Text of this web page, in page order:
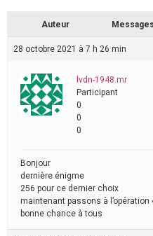
Auteur Messages
28 octobre 2021 à 7 h 26 min
lvdn-1948.mr
Participant
0
0
0
Bonjour
dernière énigme
256 pour ce dernier choix
maintenant passons à l’opération
bonne chance à tous